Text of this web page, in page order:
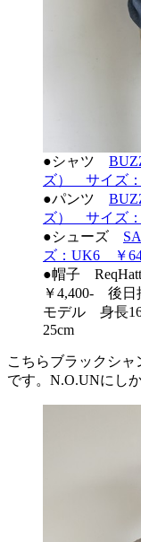
●シャツ
ズ） サイズ
●パンツ
ズ） サイズ
●シューズ
ズ：UK6 ￥
●帽子
￥4,400- 後日
モデル 身長
25cm
こちらブラックシ
です。N.O.UNにし